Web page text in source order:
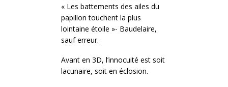
« Les battements des ailes du
papillon touchent la plus
lointaine étoile »- Baudelaire,
sauf erreur.
Avant en 3D, l’innocuité est soit
lacunaire, soit en éclosion.